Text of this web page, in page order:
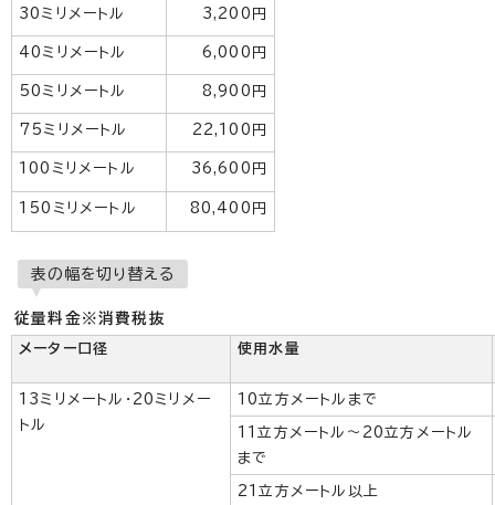
30ミリメートル 3,200円
40ミリメートル 6,000円
50ミリメートル 8,900円
75ミリメートル 22,100円
100ミリメートル 36,600円
150ミリメートル 80,400円
表の幅を切り替える
従量料金※消費税抜
メーター口径 使用水量
13ミリメートル・20ミリメー
トル
10立方メートルまで
11立方メートル～20立方メートル
まで
21立方メートル以上